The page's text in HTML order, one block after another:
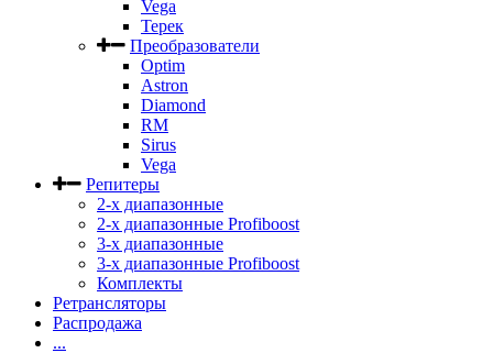
Vega
Терек
Преобразователи
Optim
Astron
Diamond
RM
Sirus
Vega
Репитеры
2-х диапазонные
2-х диапазонные Profiboost
3-х диапазонные
3-х диапазонные Profiboost
Комплекты
Ретрансляторы
Распродажа
...